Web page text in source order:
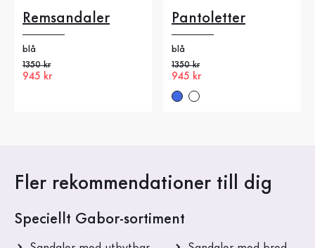
Remsandaler
blå
Gammalt pris
1350 kr
Nytt pris
945 kr
Pantoletter
blå
Gammalt pris
1350 kr
Nytt pris
945 kr
Fler rekommendationer till dig
Speciellt Gabor-sortiment